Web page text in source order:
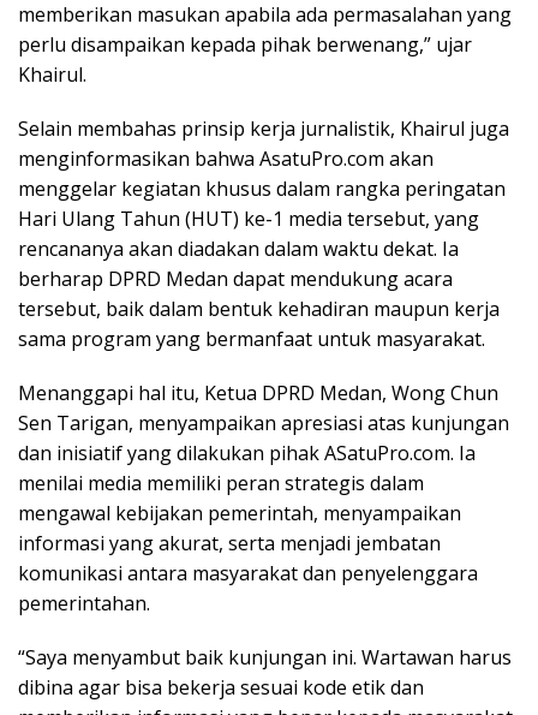
memberikan masukan apabila ada permasalahan yang
perlu disampaikan kepada pihak berwenang,” ujar
Khairul.
Selain membahas prinsip kerja jurnalistik, Khairul juga
menginformasikan bahwa AsatuPro.com akan
menggelar kegiatan khusus dalam rangka peringatan
Hari Ulang Tahun (HUT) ke-1 media tersebut, yang
rencananya akan diadakan dalam waktu dekat. Ia
berharap DPRD Medan dapat mendukung acara
tersebut, baik dalam bentuk kehadiran maupun kerja
sama program yang bermanfaat untuk masyarakat.
Menanggapi hal itu, Ketua DPRD Medan, Wong Chun
Sen Tarigan, menyampaikan apresiasi atas kunjungan
dan inisiatif yang dilakukan pihak ASatuPro.com. Ia
menilai media memiliki peran strategis dalam
mengawal kebijakan pemerintah, menyampaikan
informasi yang akurat, serta menjadi jembatan
komunikasi antara masyarakat dan penyelenggara
pemerintahan.
“Saya menyambut baik kunjungan ini. Wartawan harus
dibina agar bisa bekerja sesuai kode etik dan